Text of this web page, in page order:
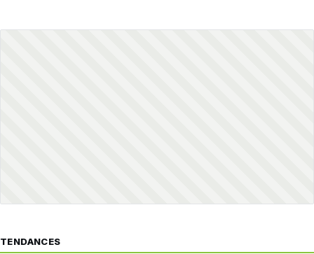
TENDANCES